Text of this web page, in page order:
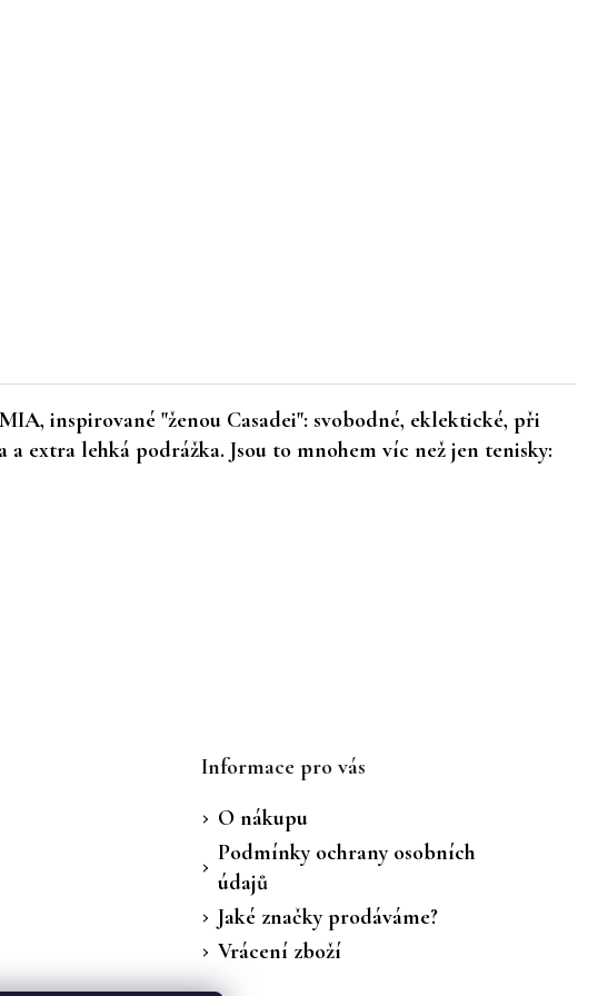
inspirované "ženou Casadei": svobodné, eklektické, při
extra lehká podrážka. Jsou to mnohem víc než jen tenisky:
Informace pro vás
O nákupu
Podmínky ochrany osobních
údajů
Jaké značky prodáváme?
Vrácení zboží